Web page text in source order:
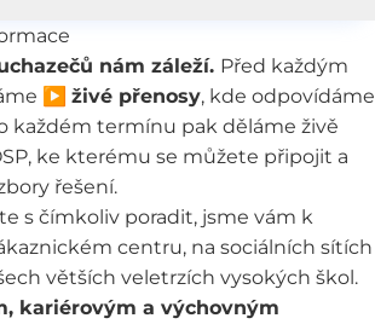
nám záleží. Před každým
▶️ živé přenosy, kde odpovídáme
každém termínu pak děláme živě
, ke kterému se můžete připojit a
řešení.
s čímkoliv poradit, jsme vám k
centru, na sociálních sítích
větších veletrzích vysokých škol.
kariérovým a výchovným